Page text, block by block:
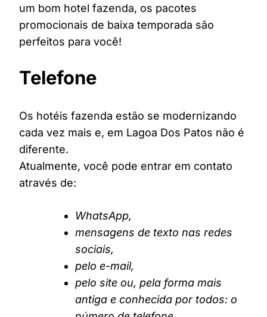
um bom hotel fazenda, os pacotes
promocionais de baixa temporada são
perfeitos para você!
Telefone
Os hotéis fazenda estão se modernizando
cada vez mais e, em Lagoa Dos Patos não é
diferente.
Atualmente, você pode entrar em contato
através de:
WhatsApp,
mensagens de texto nas redes
sociais,
pelo e-mail,
pelo site ou, pela forma mais
antiga e conhecida por todos: o